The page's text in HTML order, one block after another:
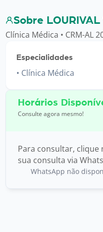
Sobre LOURIVAL
Clínica Médica • CRM-AL
Especialidades
Clínica Médica
Horários
Consulte agora mesmo!
Para consultar, clique
sua consulta via
WhatsApp não